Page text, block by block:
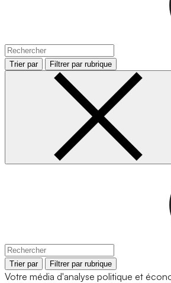
Trier par Filtrer par rubrique
Trier par Filtrer par rubrique
Votre média d'analyse politique et